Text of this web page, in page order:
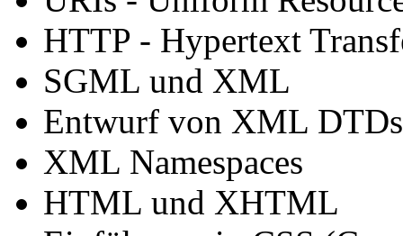
HTTP - Hypertext
SGML und XML
Entwurf von XML
XML Namespaces
HTML und XHTML